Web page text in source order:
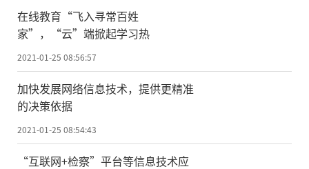
充分释放。
基础设施建设持续完善
今年5月27日11时，珠峰高程测量队成功
登顶，通过5G信号完成了一次世界海拔最高
的直播。那一刻，人类利用互联网的纪录又
一次被刷新，不同的是，这一次的纪录是中
国人创造的。
在线教育“飞入寻常百姓
家”，“云”端掀起学习热
2021-01-25 08:56:57
加快发展网络信息技术，提供更精准
的决策依据
2021-01-25 08:54:43
“互联网+检察”平台等信息技术应